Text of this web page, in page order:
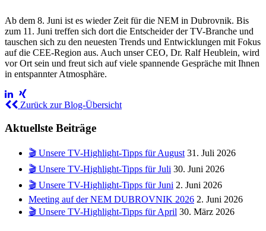
Ab dem 8. Juni ist es wieder Zeit für die NEM in Dubrovnik. Bis
zum 11. Juni treffen sich dort die Entscheider der TV-Branche und
tauschen sich zu den neuesten Trends und Entwicklungen mit Fokus
auf die CEE-Region aus. Auch unser CEO, Dr. Ralf Heublein, wird
vor Ort sein und freut sich auf viele spannende Gespräche mit Ihnen
in entspannter Atmosphäre.
Zurück zur Blog-Übersicht
Aktuellste Beiträge
🎬 Unsere TV-Highlight-Tipps für August 31. Juli 2026
🎬 Unsere TV-Highlight-Tipps für Juli 30. Juni 2026
🎬 Unsere TV-Highlight-Tipps für Juni 2. Juni 2026
Meeting auf der NEM DUBROVNIK 2026 2. Juni 2026
🎬 Unsere TV-Highlight-Tipps für April 30. März 2026